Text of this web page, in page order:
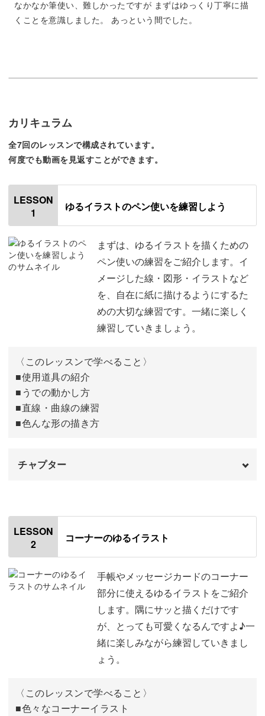
描くのも楽しく、受け取る方も嬉しい！
そんなゆるイラストをぜひ一緒に楽しみましょう。
さくっと簡単に描けて実用的♪
今回ご紹介するのは、さくっと簡単に描けるゆるーいイラ
スト。
トもご用意しました。
なぞって練習できるから、ゆるイラストを描く感覚が誰で
もつかめます◎
可愛く仕上がるヒミツの1つは、人気のカラーペン『マイ
い雰囲気に♪
イラスト以外にもマーカーとしても使えるので、ペンケー
スに入れて持ち歩けば、使いたい時にいつでもさくっと素
敵なメモが書けますね。
日常使いできるイラストが豊富に学べる！
なかなか筆使い、難しかったですが まずはゆっくり丁寧に描
くことを意識しました。 あっという間でした。
カリキュラム
全7回のレッスンで構成されています。
何度でも動画を見返すことができます。
LESSON
1
ゆるイラストのペン使いを練習しよう
まずは、ゆるイラストを描くための
ペン使いの練習をご紹介します。イ
メージした線・図形・イラストなど
を、自在に紙に描けるようにするた
めの大切な練習です。一緒に楽しく
練習していきましょう。
〈このレッスンで学べること〉
■使用道具の紹介
■うでの動かし方
■直線・曲線の練習
■色んな形の描き方
チャプター
はじめに
使用道具
真っ直ぐな線を書く練習 07:46
ぐるぐるな線を書く練習 10:44
11:33
いろいろな図形を書く練習
LESSON
2
コーナーのゆるイラスト
手帳やメッセージカードのコーナー
部分に使えるゆるイラストをご紹介
します。隅にサッと描くだけです
が、とっても可愛くなるんですよ♪一
緒に楽しみながら練習していきまし
ょう。
〈このレッスンで学べること〉
■色々なコーナーイラスト